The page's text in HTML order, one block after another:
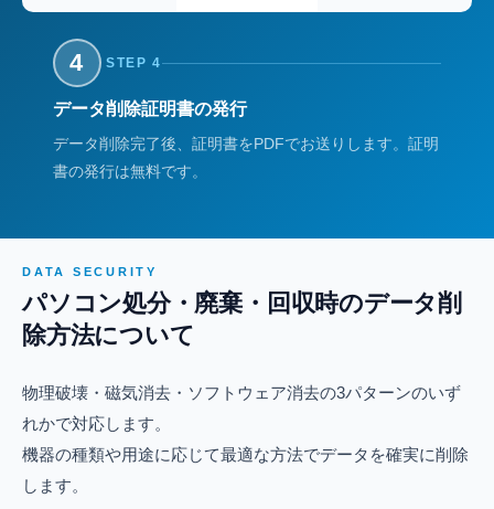
4 STEP 4
データ削除証明書の発行
データ削除完了後、証明書をPDFでお送りします。証明
書の発行は無料です。
DATA SECURITY
パソコン処分・廃棄・回収時のデータ削
除方法について
物理破壊・磁気消去・ソフトウェア消去の3パターンのいず
れかで対応します。
機器の種類や用途に応じて最適な方法でデータを確実に削除
します。